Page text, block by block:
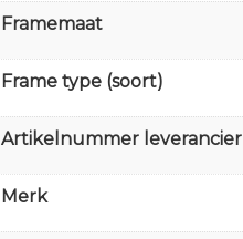
Framemaat
Frame type (soort)
Artikelnummer leverancier
Merk